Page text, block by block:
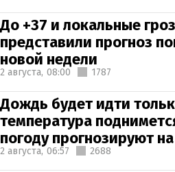
До +37 и локальные
представили прогноз
новой недели
2 августа, 08:00 1787
Дождь будет идти
температура
погоду прогнозируют на
2 августа, 06:57 2688